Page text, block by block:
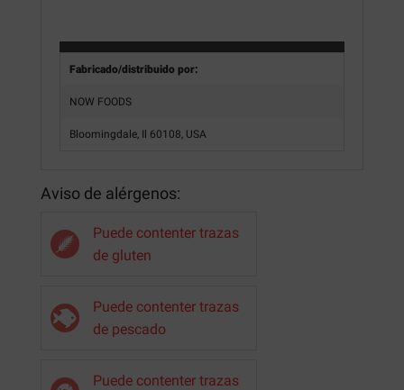
Fabricado/distribuido por:
NOW FOODS
Bloomingdale, Il 60108, USA
Aviso de alérgenos:
Puede contenter trazas
de gluten
Puede contenter trazas
de pescado
Puede contenter trazas